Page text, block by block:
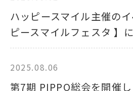
ハッピースマイル主催の
ピースマイルフェスタ 】
2025.08.06
第7期 PIPPO総会を開催し